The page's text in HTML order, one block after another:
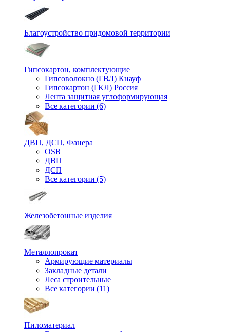
Благоустройство придомовой территории
Гипсокартон, комплектующие
Гипсоволокно (ГВЛ) Кнауф
Гипсокартон (ГКЛ) Россия
Лента защитная углоформирующая
Все категории (6)
ДВП, ДСП, Фанера
OSB
ДВП
ДСП
Все категории (5)
Железобетонные изделия
Металлопрокат
Армирующие материалы
Закладные детали
Леса строительные
Все категории (11)
Пиломатериал